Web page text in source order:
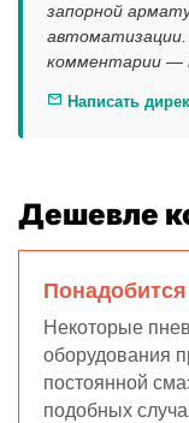
запорной
автоматизации.
комментарии —
Написать
Дешевле
Некоторые
оборудования
постоянной
подобных